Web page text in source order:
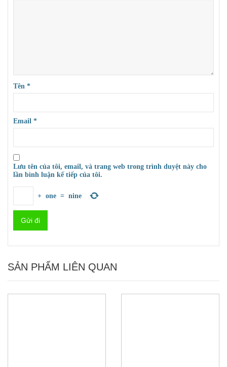
Tên *
Email *
Lưu tên của tôi, email, và trang web trong trình duyệt này cho
lần bình luận kế tiếp của tôi.
+ one = nine
SẢN PHẨM LIÊN QUAN